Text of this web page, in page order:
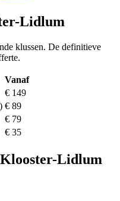
Lidlum
klussen. De definitieve
Vanaf
€ 149
€ 89
€ 79
€ 35
Klooster-Lidlum